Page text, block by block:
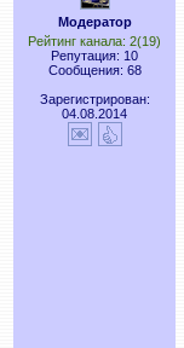
Модератор
Рейтинг канала: 2(19)
Репутация: 10
Сообщения: 68
Зарегистрирован:
04.08.2014